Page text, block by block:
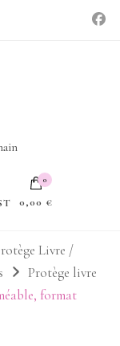
0
0,00 €
Livre /
Protège livre
format